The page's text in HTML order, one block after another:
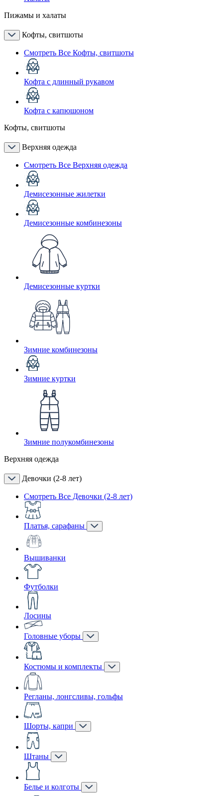
Пижамы и халаты
Кофты, свитшоты
Смотреть Все Кофты, свитшоты
Кофта с длинный рукавом
Кофта с капюшоном
Кофты, свитшоты
Верхняя одежда
Смотреть Все Верхняя одежда
Демисезонные жилетки
Демисезонные комбинезоны
Демисезонные куртки
Зимние комбинезоны
Зимние куртки
Зимние полукомбинезоны
Верхняя одежда
Девочки (2-8 лет)
Смотреть Все Девочки (2-8 лет)
Платья, сарафаны
Вышиванки
Футболки
Лосины
Головные уборы
Костюмы и комплекты
Регланы, лонгсливы, гольфы
Шорты, капри
Штаны
Белье и колготы